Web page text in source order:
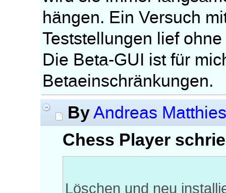
hängen. Ein Versuch
Teststellungen lief
Die Beta-GUI ist für
Betaeinschränkungen.
ByAndreas
Chess Player
Löschen und neu